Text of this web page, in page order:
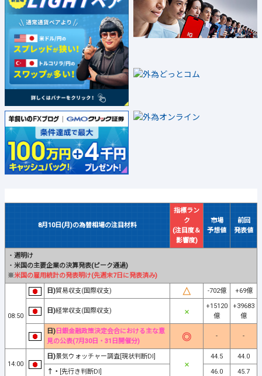
8月10日(月)の為替相場の注目材料
指標ラン
ク
(注目度＆
影響度)
市場
予想値
前回
発表値
・ 週明け
・ 米国の主要企業の決算発表(ピーク通過)
※米国の雇用統計の発表明け(先週末7日に発表済み)
08:50
日)貿易収支(国際収支) -702億 +69億
日)経常収支(国際収支)
+15120
億
+39683
億
日) 日銀金融政策決定会合における主な意
見の公表(7月30日・31日開催分)
- -
14:00
日)景気ウォッチャー調査[現状判断DI] 44.5
44.0
↑・ [先行き判断DI] 46.0
45.7